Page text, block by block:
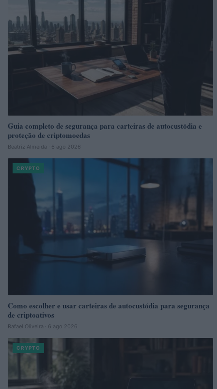
Guia completo de segurança para carteiras de autocustódia e
proteção de criptomoedas
Beatriz Almeida · 6 ago 2026
CRYPTO
Como escolher e usar carteiras de autocustódia para segurança
de criptoativos
Rafael Oliveira · 6 ago 2026
CRYPTO